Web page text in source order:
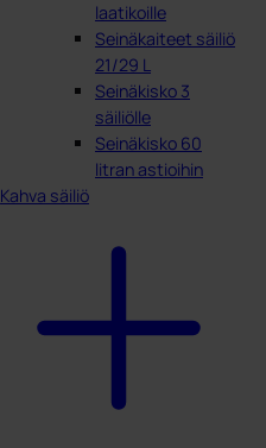
laatikoille
Seinäkaiteet säiliö
21/29 L
Seinäkisko 3
säiliölle
Seinäkisko 60
litran astioihin
Kahva säiliö